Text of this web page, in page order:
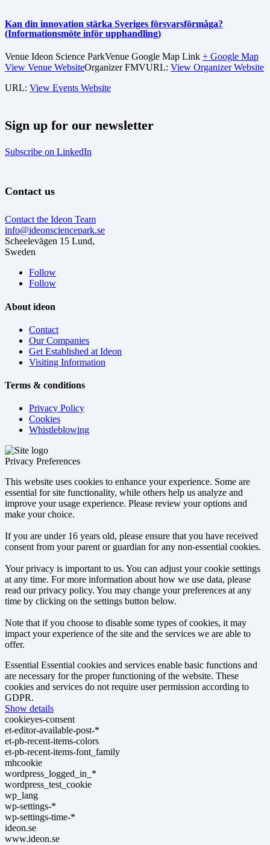
Kan din innovation stärka Sveriges försvarsförmåga?
(Informationsmöte inför upphandling)
Venue Ideon Science ParkVenue Google Map Link + Google Map
View Venue WebsiteOrganizerFMVURL: View Organizer Website
URL: View Events Website
Sign up for our newsletter
Subscribe on LinkedIn
Contact us
Contact the Ideon Team
info@ideonsciencepark.se
Scheelevägen 15 Lund,
Sweden
Follow
Follow
About ideon
Contact
Our Companies
Get Established at Ideon
Visiting Information
Terms & conditions
Privacy Policy
Cookies
Whistleblowing
Privacy Preferences
This website uses cookies to enhance your experience. Some are
essential for site functionality, while others help us analyze and
improve your usage experience. Please review your options and
make your choice.
If you are under 16 years old, please ensure that you have received
consent from your parent or guardian for any non-essential cookies.
Your privacy is important to us. You can adjust your cookie settings
at any time. For more information about how we use data, please
read our privacy policy. You may change your preferences at any
time by clicking on the settings button below.
Note that if you choose to disable some types of cookies, it may
impact your experience of the site and the services we are able to
offer.
Essential Essential cookies and services enable basic functions and
are necessary for the proper functioning of the website. These
cookies and services do not require user permission according to
GDPR.
Show details
cookieyes-consent
et-editor-available-post-*
et-pb-recent-items-colors
et-pb-recent-items-font_family
mhcookie
wordpress_logged_in_*
wordpress_test_cookie
wp_lang
wp-settings-*
wp-settings-time-*
ideon.se
www.ideon.se